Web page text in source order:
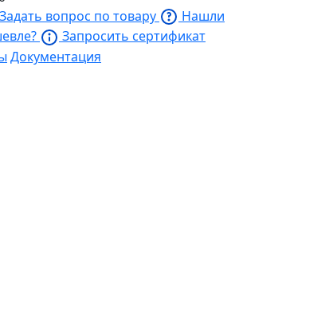
Задать вопрос по товару
Нашли
Запросить сертификат
Документация